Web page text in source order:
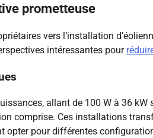
prometteuse
vers l’installation
intéressantes pour
allant de 100 W à 36
comprise. Ces installations
opter pour différentes